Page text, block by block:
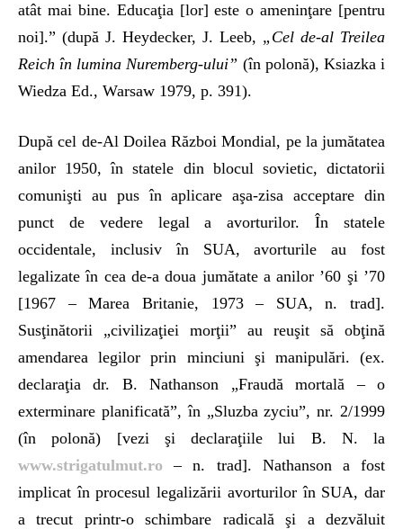
atât mai bine. Educaţia [lor] este o ameninţare [pentru
noi].” (după J. Heydecker, J. Leeb, „Cel de-al Treilea
Reich în lumina Nuremberg-ului” (în polonă), Ksiazka i
Wiedza Ed., Warsaw 1979, p. 391).
După cel de-Al Doilea Război Mondial, pe la jumătatea
anilor 1950, în statele din blocul sovietic, dictatorii
comunişti au pus în aplicare aşa-zisa acceptare din
punct de vedere legal a avorturilor. În statele
occidentale, inclusiv în SUA, avorturile au fost
legalizate în cea de-a doua jumătate a anilor ’60 şi ’70
[1967 – Marea Britanie, 1973 – SUA, n. trad].
Susţinătorii „civilizaţiei morţii” au reuşit să obţină
amendarea legilor prin minciuni şi manipulări. (ex.
declaraţia dr. B. Nathanson „Fraudă mortală – o
exterminare planificată”,în „Sluzba zyciu”, nr. 2/1999
(în polonă) [vezi şi declaraţiile lui B. N. la
www.strigatulmut.ro – n. trad]. Nathanson a fost
implicat în procesul legalizării avorturilor în SUA, dar
a trecut printr-o schimbare radicală şi a dezvăluit